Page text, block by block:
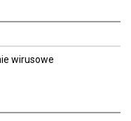
wirusowe